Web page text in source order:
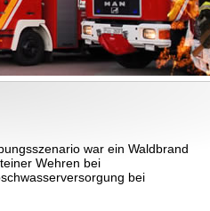
war ein Waldbrand
Wehren bei
bei